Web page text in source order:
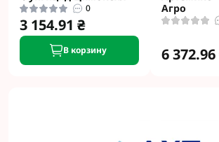
0
3 154.91 ₴
В корзину
Агро
6 372.96